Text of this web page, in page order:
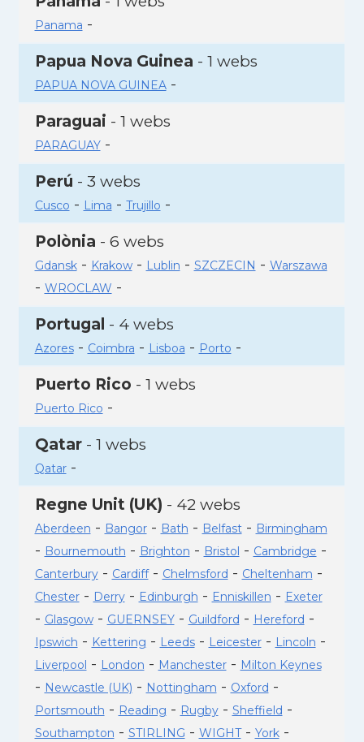
Panama -
Papua Nova Guinea - 1 webs
PAPUA NOVA GUINEA-
Paraguai - 1 webs
PARAGUAY-
Perú - 3 webs
Cusco - Lima - Trujillo -
Polònia - 6 webs
Gdansk- Krakow- Lublin - SZCZECIN - Warszawa
- WROCLAW -
Portugal - 4 webs
Azores- Coimbra - Lisboa - Porto -
Puerto Rico - 1 webs
Puerto Rico -
Qatar- 1 webs
Qatar-
Regne Unit (UK) - 42 webs
Aberdeen - Bangor- Bath - Belfast- Birmingham
- Bournemouth - Brighton - Bristol - Cambridge -
Canterbury- Cardiff- Chelmsford - Cheltenham -
Chester- Derry- Edinburgh - Enniskillen - Exeter
- Glasgow- GUERNSEY- Guildford - Hereford -
Ipswich - Kettering - Leeds- Leicester- Lincoln -
Liverpool - London - Manchester- Milton Keynes
- Newcastle (UK) - Nottingham - Oxford -
Portsmouth - Reading - Rugby- Sheffield -
Southampton - STIRLING - WIGHT- York-